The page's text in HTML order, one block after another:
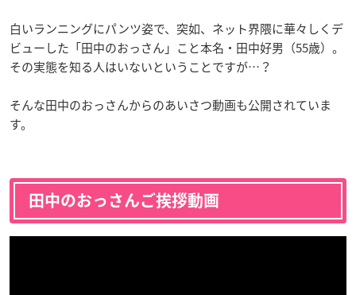
白いランニングにパンツ姿で、突如、ネット界隈に華々しくデ
ビューした「田中のおっさん」こと本名・田中好男（55歳）。
その実態を知る人はいないということですが…？
そんな田中のおっさんからのあいさつ動画も公開されていま
す。
田中のおっさんご挨拶動画